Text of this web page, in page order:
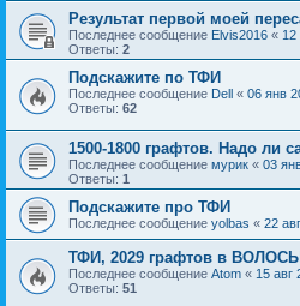
Результат первой моей
Последнее сообщение Elvis2016 « 12
Ответы: 2
Подскажите по ТФИ
Последнее сообщение Dell « 06 янв
Ответы: 62
1500-1800 графтов. Надо ли
Последнее сообщение мурик « 03
Ответы: 1
Подскажите про ТФИ
Последнее сообщение yolbas « 22
ТФИ, 2029 графтов в
Последнее сообщение Atom « 15 авг
Ответы: 51